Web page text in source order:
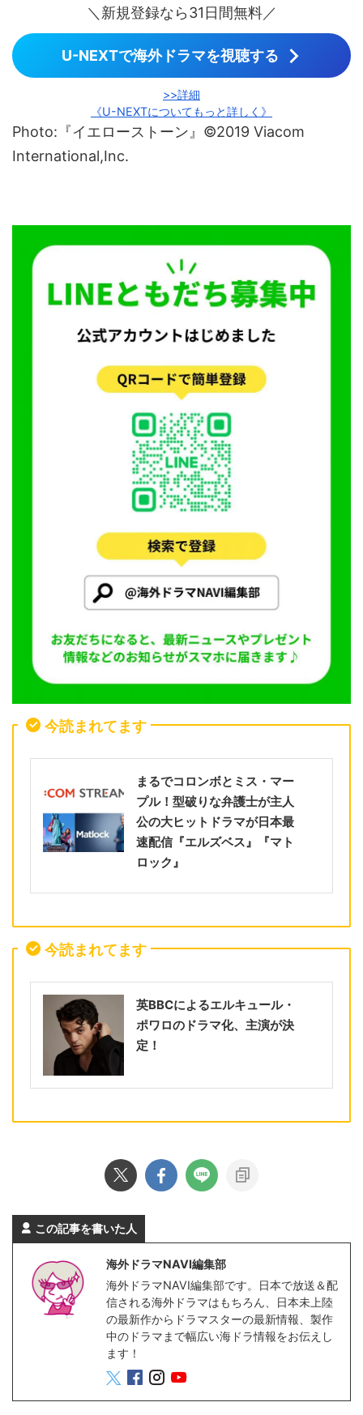
＼新規登録なら31日間無料／
U-NEXTで海外ドラマを視聴する
>>詳細
《U-NEXTについてもっと詳しく》
Photo:『イエローストーン』©2019 Viacom
International,Inc.
今読まれてます
まるでコロンボとミス・マー
プル！型破りな弁護士が主人
公の大ヒットドラマが日本最
速配信『エルズベス』『マト
ロック』
今読まれてます
英BBCによるエルキュール・
ポワロのドラマ化、主演が決
定！
この記事を書いた人
海外ドラマNAVI編集部
海外ドラマNAVI編集部です。日本で放送＆配
信される海外ドラマはもちろん、日本未上陸
の最新作からドラマスターの最新情報、製作
中のドラマまで幅広い海ドラ情報をお伝えし
ます！